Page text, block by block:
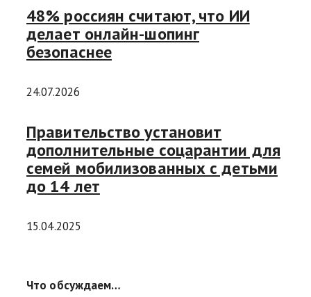
48% россиян считают, что ИИ
делает онлайн-шопинг
безопаснее
24.07.2026
Правительство установит
дополнительные соцарантии для
семей мобилизованных с детьми
до 14 лет
15.04.2025
Что обсуждаем…